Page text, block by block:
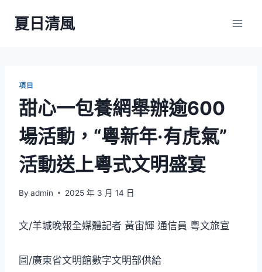
夏日清風
項目
甜心一包養網舉辦逾600
場活動，“粵新年·有虎氣”
活動送上粵式文明盛宴
By admin 2025 年 3 月 14 日
文/羊城晚報全媒體記者 黃宙輝 通信員 粵文旅宣
圖/廣東省文明館數字文明部供給